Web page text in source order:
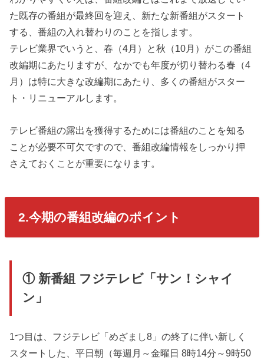
た既存の番組が最終回を迎え、新たな新番組がスタート
する、番組の入れ替わりのことを指します。
テレビ業界でいうと、春（4月）と秋（10月）がこの番組
改編期にあたりますが、なかでも年度が切り替わる春（4
月）は特に大きな改編期にあたり、多くの番組がスター
ト・リニューアルします。
テレビ番組の露出を獲得するためには番組のことを知る
ことが必要不可欠ですので、番組改編情報をしっかり押
さえておくことが重要になります。
2.今期の番組改編のポイント
① 新番組 フジテレビ「サン！シャイ
ン」
1つ目は、フジテレビ「めざまし8」の終了に伴い新しく
スタートした、平日朝（毎週月～金曜日 8時14分～9時50